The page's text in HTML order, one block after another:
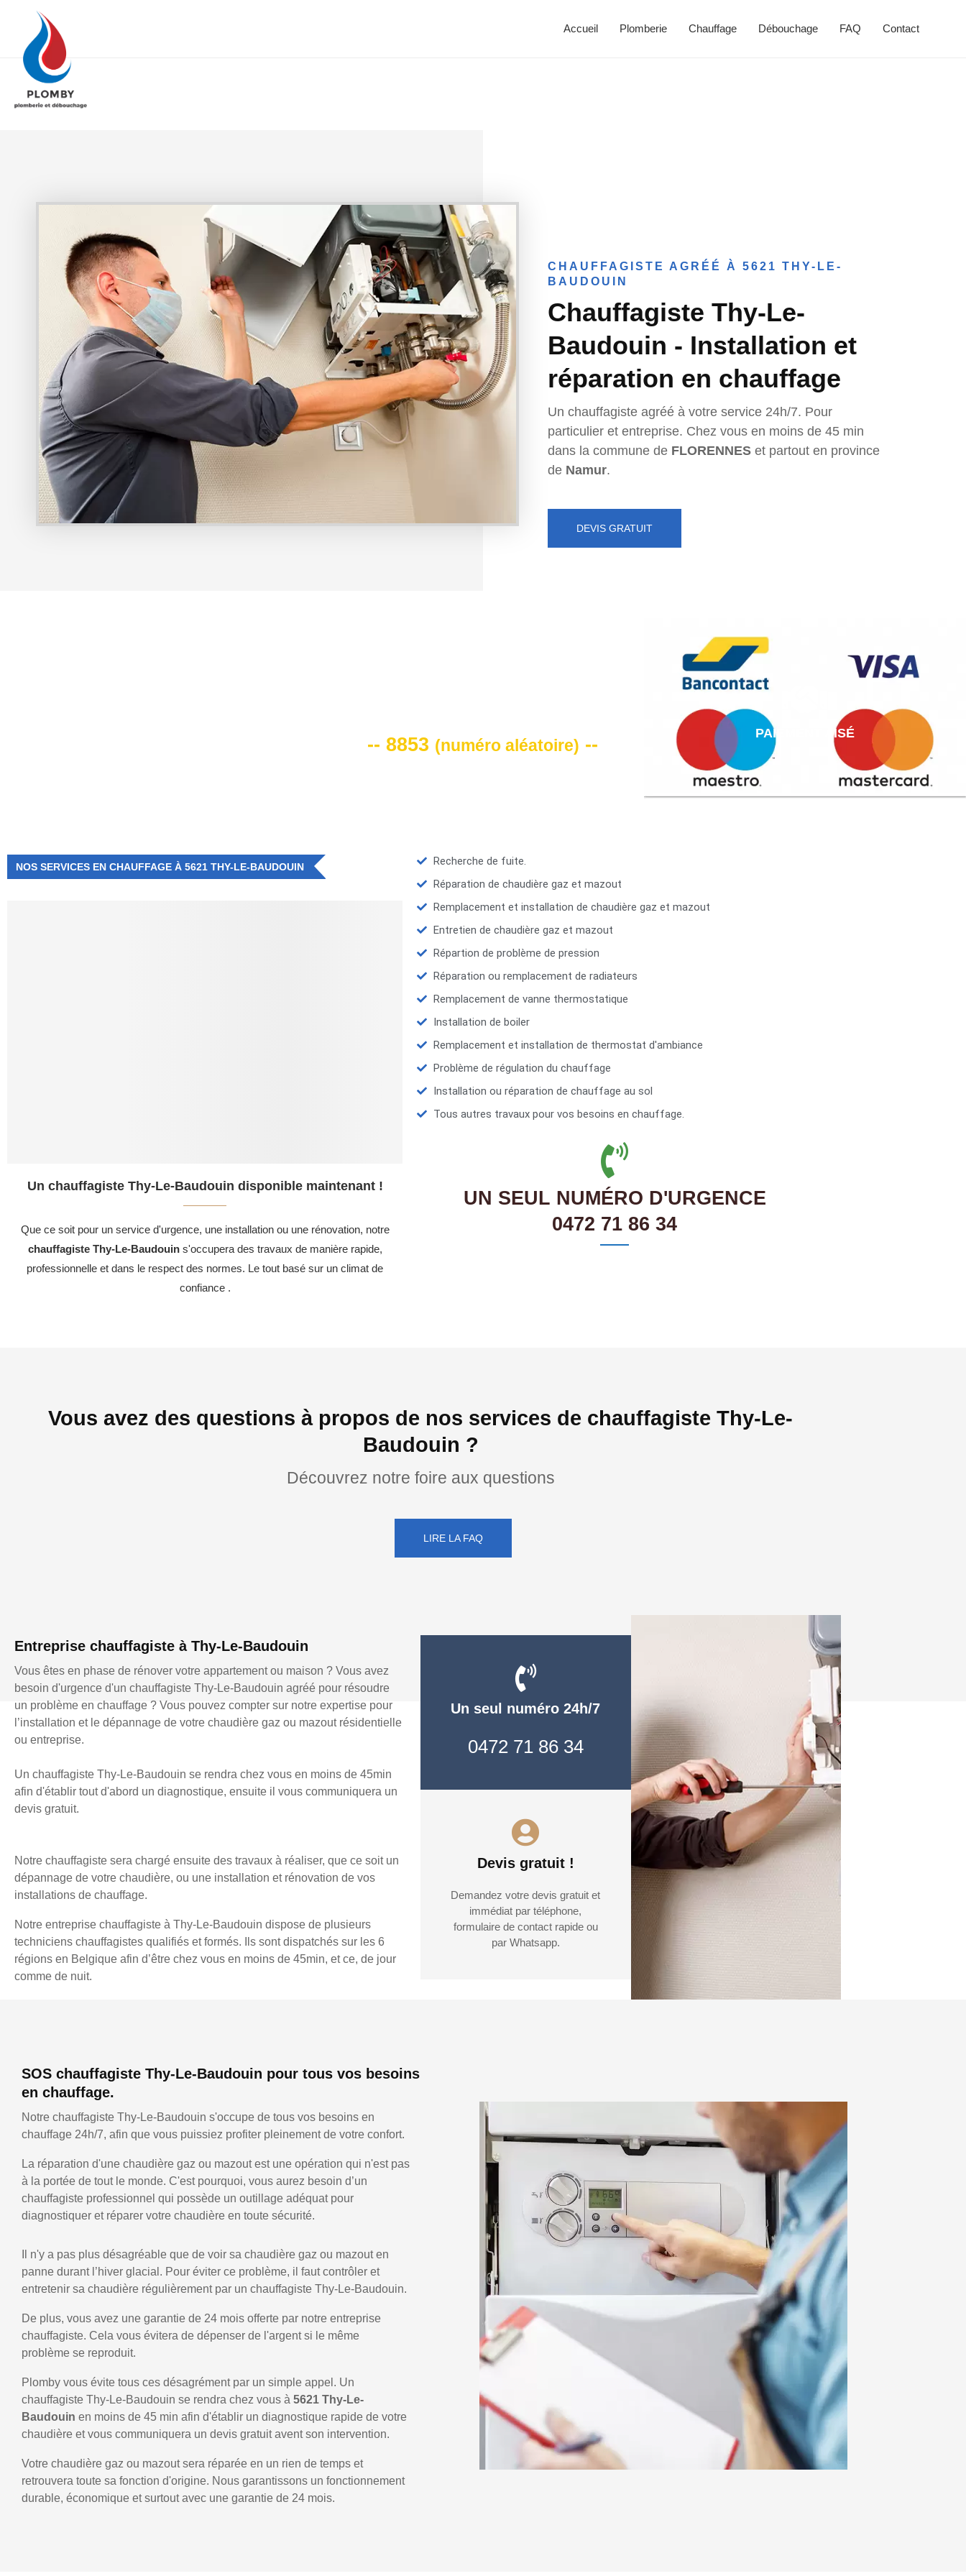
Accueil Plomberie Chauffage Débouchage FAQ Contact
CHAUFFAGISTE AGRÉÉ À 5621 THY-LE-
BAUDOUIN
Chauffagiste Thy-Le-
Baudouin - Installation et
réparation en chauffage
Un chauffagiste agréé à votre service 24h/7. Pour
particulier et entreprise. Chez vous en moins de 45 min
dans la commune de FLORENNES et partout en province
de Namur.
DEVIS GRATUIT
-- 8853 (numéro aléatoire) --
PAIEMENT AISÉ
NOS SERVICES EN CHAUFFAGE À 5621 THY-LE-BAUDOUIN
Un chauffagiste Thy-Le-Baudouin disponible maintenant !
Que ce soit pour un service d'urgence, une installation ou une rénovation, notre
chauffagiste Thy-Le-Baudouins'occupera des travaux de manière rapide,
professionnelle et dans le respect des normes. Le tout basé sur un climat de
confiance .
Recherche de fuite.
Réparation de chaudière gaz et mazout
Remplacement et installation de chaudière gaz et mazout
Entretien de chaudière gaz et mazout
Répartion de problème de pression
Réparation ou remplacement de radiateurs
Remplacement de vanne thermostatique
Installation de boiler
Remplacement et installation de thermostat d'ambiance
Problème de régulation du chauffage
Installation ou réparation de chauffage au sol
Tous autres travaux pour vos besoins en chauffage.
UN SEUL NUMÉRO D'URGENCE
0472 71 86 34
Vous avez des questions à propos de nos services de chauffagiste Thy-Le-
Baudouin ?
Découvrez notre foire aux questions
LIRE LA FAQ
Entreprise chauffagiste à Thy-Le-Baudouin
Vous êtes en phase de rénover votre appartement ou maison ? Vous avez
besoin d'urgence d'un chauffagiste Thy-Le-Baudouin agréé pour résoudre
un problème en chauffage ? Vous pouvez compter sur notre expertise pour
l’installation et le dépannage de votre chaudière gaz ou mazout résidentielle
ou entreprise.
Un chauffagiste Thy-Le-Baudouin se rendra chez vous en moins de 45min
afin d'établir tout d'abord un diagnostique, ensuite il vous communiquera un
devis gratuit.
Notre chauffagiste sera chargé ensuite des travaux à réaliser, que ce soit un
dépannage de votre chaudière, ou une installation et rénovation de vos
installations de chauffage.
Notre entreprise chauffagiste à Thy-Le-Baudouin dispose de plusieurs
techniciens chauffagistes qualifiés et formés. Ils sont dispatchés sur les 6
régions en Belgique afin d’être chez vous en moins de 45min, et ce, de jour
comme de nuit.
Un seul numéro 24h/7
0472 71 86 34
Devis gratuit !
Demandez votre devis gratuit et
immédiat par téléphone,
formulaire de contact rapide ou
par Whatsapp.
SOS chauffagiste Thy-Le-Baudouin pour tous vos besoins
en chauffage.
Notre chauffagiste Thy-Le-Baudouin s'occupe de tous vos besoins en
chauffage 24h/7, afin que vous puissiez profiter pleinement de votre confort.
La réparation d'une chaudière gaz ou mazout est une opération qui n'est pas
à la portée de tout le monde. C'est pourquoi, vous aurez besoin d’un
chauffagiste professionnel qui possède un outillage adéquat pour
diagnostiquer et réparer votre chaudière en toute sécurité.
Il n'y a pas plus désagréable que de voir sa chaudière gaz ou mazout en
panne durant l’hiver glacial. Pour éviter ce problème, il faut contrôler et
entretenir sa chaudière régulièrement par un chauffagiste Thy-Le-Baudouin.
De plus, vous avez une garantie de 24 mois offerte par notre entreprise
chauffagiste. Cela vous évitera de dépenser de l'argent si le même
problème se reproduit.
Plomby vous évite tous ces désagrément par un simple appel. Un
chauffagiste Thy-Le-Baudouin se rendra chez vous à 5621 Thy-Le-
Baudouin en moins de 45 min afin d'établir un diagnostique rapide de votre
chaudière et vous communiquera un devis gratuit avent son intervention.
Votre chaudière gaz ou mazout sera réparée en un rien de temps et
retrouvera toute sa fonction d'origine. Nous garantissons un fonctionnement
durable, économique et surtout avec une garantie de 24 mois.